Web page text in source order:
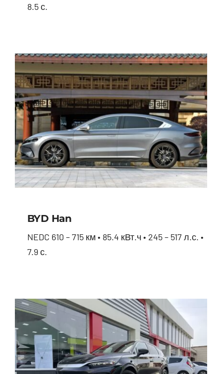
8.5 с.
BYD Han
NEDC 610 – 715 км • 85.4 кВт.ч • 245 – 517 л.с. •
7.9 с.